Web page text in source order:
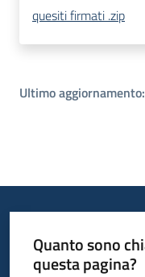
quesiti firmati .zip
Ultimo aggiornamento:
Quanto sono
questa pagina?